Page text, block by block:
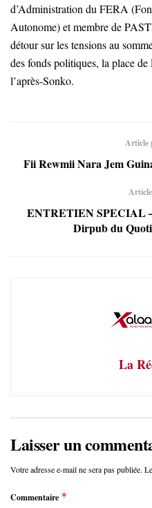
d’Administration du FERA
Autonome) et membre de
détour sur les tensions au
des fonds politiques, la place
l’après-Sonko.
Article
Fii Rewmii Nara Jem
ENTRETIEN SPECIAL –
Dirpub du
La
Laisser un
Votre adresse e-mail ne sera pas publiée.
Commentaire *